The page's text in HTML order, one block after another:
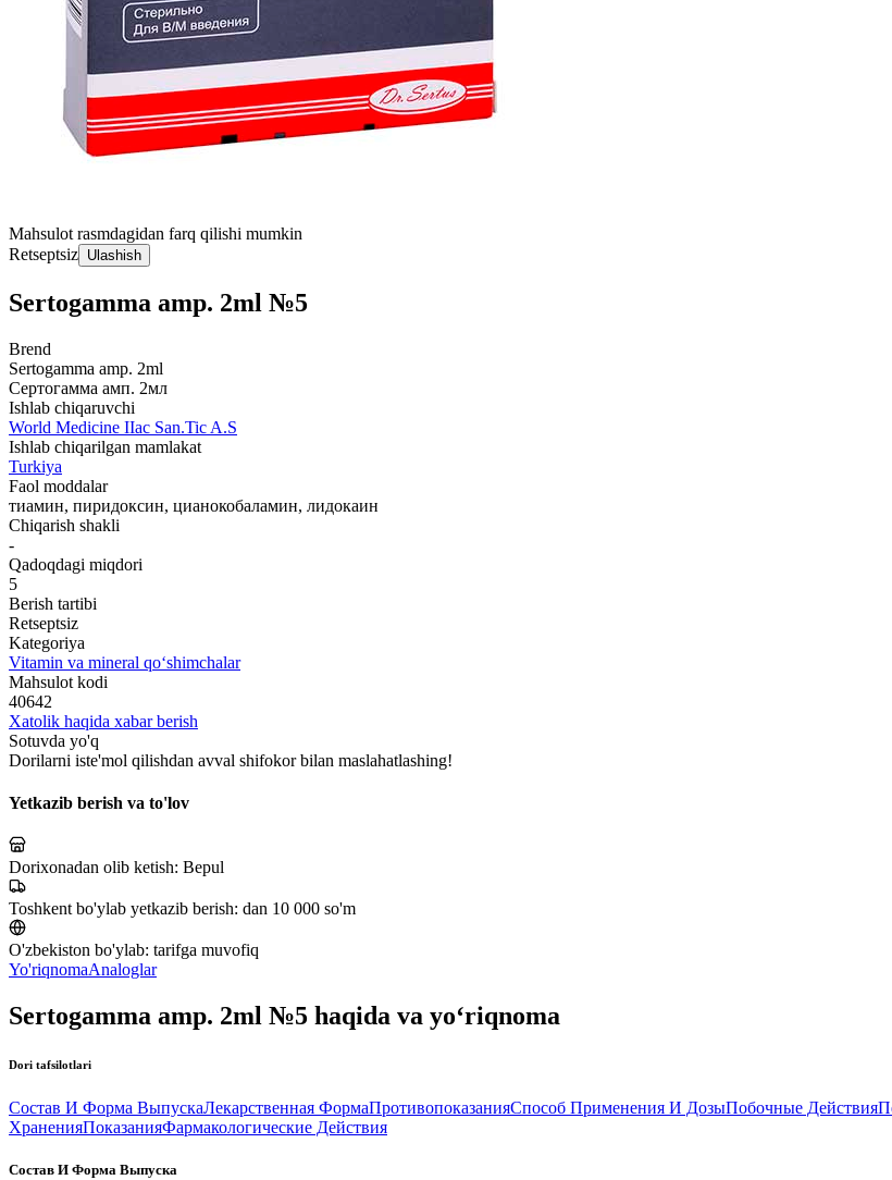
Mahsulot rasmdagidan farq qilishi mumkin
Retseptsiz Ulashish
Sertogamma amp. 2ml №5
Brend
Sertogamma amp. 2ml
Сертогамма амп. 2мл
Ishlab chiqaruvchi
World Мedicine IIac San.Tic A.S
Ishlab chiqarilgan mamlakat
Turkiya
Faol moddalar
тиамин, пиридоксин, цианокобаламин, лидокаин
Chiqarish shakli
-
Qadoqdagi miqdori
5
Berish tartibi
Retseptsiz
Kategoriya
Vitamin va mineral qo‘shimchalar
Mahsulot kodi
40642
Xatolik haqida xabar berish
Sotuvda yo'q
Dorilarni iste'mol qilishdan avval shifokor bilan maslahatlashing!
Yetkazib berish va to'lov
Dorixonadan olib ketish: Bepul
Toshkent bo'ylab yetkazib berish: dan 10 000 so'm
O'zbekiston bo'ylab: tarifga muvofiq
Yo'riqnomaAnaloglar
Sertogamma amp. 2ml №5 haqida va yo‘riqnoma
Dori tafsilotlari
Состав И Форма ВыпускаЛекарственная ФормаПротивопоказанияСпособ Применения И ДозыПобочные Действия
ХраненияПоказанияФармакологические Действия
Состав И Форма Выпуска